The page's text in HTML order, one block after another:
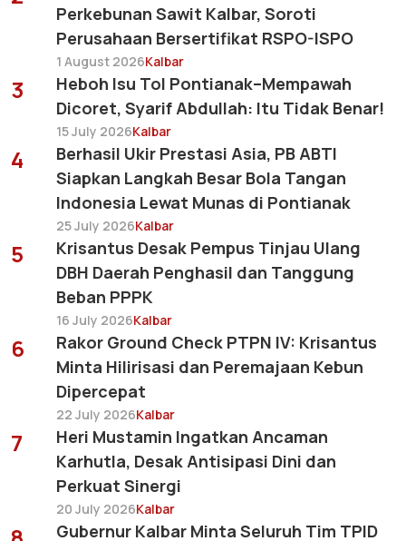
Perkebunan Sawit Kalbar, Soroti
Perusahaan Bersertifikat RSPO-ISPO
1 August 2026Kalbar
3
Heboh Isu Tol Pontianak–Mempawah
Dicoret, Syarif Abdullah: Itu Tidak Benar!
15 July 2026Kalbar
4
Berhasil Ukir Prestasi Asia, PB ABTI
Siapkan Langkah Besar Bola Tangan
Indonesia Lewat Munas di Pontianak
25 July 2026Kalbar
5
Krisantus Desak Pempus Tinjau Ulang
DBH Daerah Penghasil dan Tanggung
Beban PPPK
16 July 2026Kalbar
6
Rakor Ground Check PTPN IV: Krisantus
Minta Hilirisasi dan Peremajaan Kebun
Dipercepat
22 July 2026Kalbar
7
Heri Mustamin Ingatkan Ancaman
Karhutla, Desak Antisipasi Dini dan
Perkuat Sinergi
20 July 2026Kalbar
Gubernur Kalbar Minta Seluruh Tim TPID